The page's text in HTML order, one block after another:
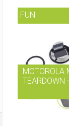
FUN
MOTOROLA
TEARDOWN
...